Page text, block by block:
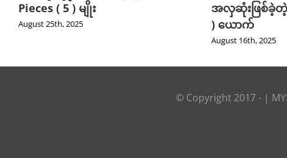
Pieces ( 5 ) မျိုး
August 25th, 2025
အလှဆုံးဖြစ်ခဲ့တဲ့
) ယောက်
August 16th, 2025
© Copyright 2017 - |